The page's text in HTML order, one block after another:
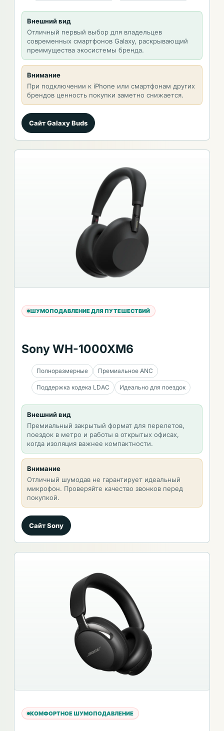
Внешний вид
Отличный первый выбор для владельцев
современных смартфонов Galaxy, раскрывающий
преимущества экосистемы бренда.
Внимание
При подключении к iPhone или смартфонам других
брендов ценность покупки заметно снижается.
Сайт Galaxy Buds
ШУМОПОДАВЛЕНИЕ ДЛЯ ПУТЕШЕСТВИЙ
Sony WH-1000XM6
Полноразмерные Премиальное ANC
Поддержка кодека LDAC Идеально для поездок
Внешний вид
Премиальный закрытый формат для перелетов,
поездок в метро и работы в открытых офисах,
когда изоляция важнее компактности.
Внимание
Отличный шумодав не гарантирует идеальный
микрофон. Проверяйте качество звонков перед
покупкой.
Сайт Sony
КОМФОРТНОЕ ШУМОПОДАВЛЕНИЕ